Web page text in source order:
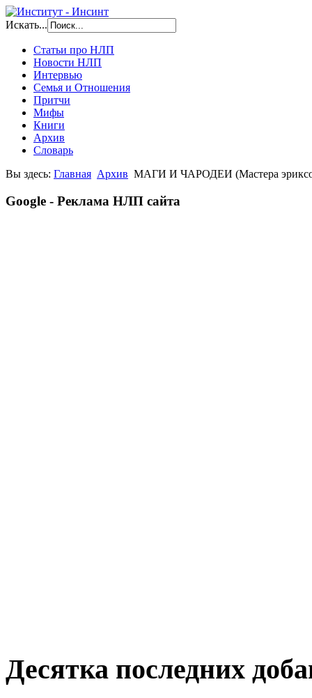
Искать...
Статьи про НЛП
Новости НЛП
Интервью
Семья и Отношения
Притчи
Мифы
Книги
Архив
Словарь
Вы здесь: Главная Архив МАГИ И ЧАРОДЕИ (Мастера
Google - Реклама НЛП сайта
Десятка последних